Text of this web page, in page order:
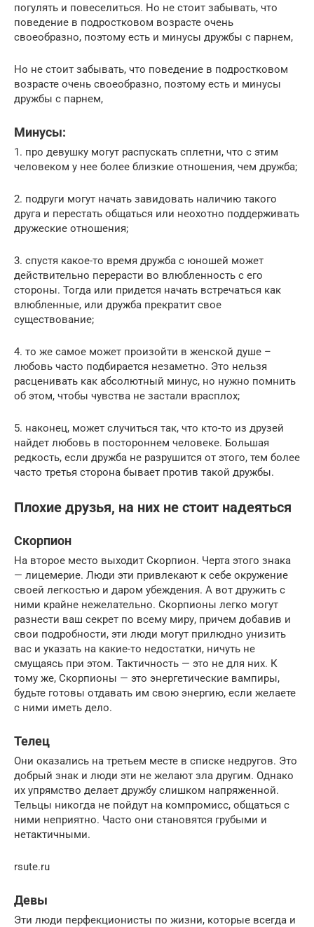
погулять и повеселиться. Но не стоит забывать, что
поведение в подростковом возрасте очень
своеобразно, поэтому есть и минусы дружбы с парнем,
Но не стоит забывать, что поведение в подростковом
возрасте очень своеобразно, поэтому есть и минусы
дружбы с парнем,
Минусы:
1. про девушку могут распускать сплетни, что с этим
человеком у нее более близкие отношения, чем дружба;
2. подруги могут начать завидовать наличию такого
друга и перестать общаться или неохотно поддерживать
дружеские отношения;
3. спустя какое-то время дружба с юношей может
действительно перерасти во влюбленность с его
стороны. Тогда или придется начать встречаться как
влюбленные, или дружба прекратит свое
существование;
4. то же самое может произойти в женской душе –
любовь часто подбирается незаметно. Это нельзя
расценивать как абсолютный минус, но нужно помнить
об этом, чтобы чувства не застали врасплох;
5. наконец, может случиться так, что кто-то из друзей
найдет любовь в постороннем человеке. Большая
редкость, если дружба не разрушится от этого, тем более
часто третья сторона бывает против такой дружбы.
Плохие друзья, на них не стоит надеяться
Скорпион
На второе место выходит Скорпион. Черта этого знака
— лицемерие. Люди эти привлекают к себе окружение
своей легкостью и даром убеждения. А вот дружить с
ними крайне нежелательно. Скорпионы легко могут
разнести ваш секрет по всему миру, причем добавив и
свои подробности, эти люди могут прилюдно унизить
вас и указать на какие-то недостатки, ничуть не
смущаясь при этом. Тактичность — это не для них. К
тому же, Скорпионы — это энергетические вампиры,
будьте готовы отдавать им свою энергию, если желаете
с ними иметь дело.
Телец
Они оказались на третьем месте в списке недругов. Это
добрый знак и люди эти не желают зла другим. Однако
их упрямство делает дружбу слишком напряженной.
Тельцы никогда не пойдут на компромисс, общаться с
ними неприятно. Часто они становятся грубыми и
нетактичными.
rsute.ru
Девы
Эти люди перфекционисты по жизни, которые всегда и